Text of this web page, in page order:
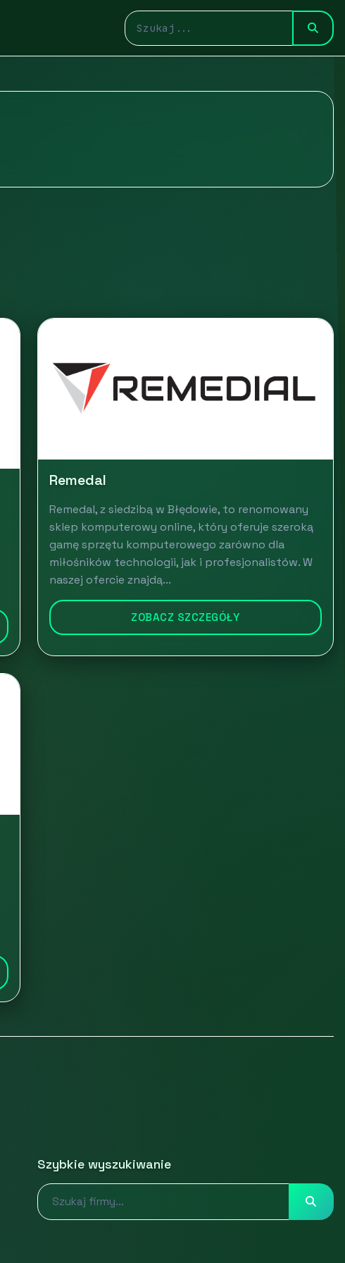
Remedal
Remedal, z siedzibą w Błędowie, to renomowany
sklep komputerowy online, który oferuje szeroką
gamę sprzętu komputerowego zarówno dla
miłośników technologii, jak i profesjonalistów. W
naszej ofercie znajdą...
ZOBACZ SZCZEGÓŁY
Szybkie wyszukiwanie